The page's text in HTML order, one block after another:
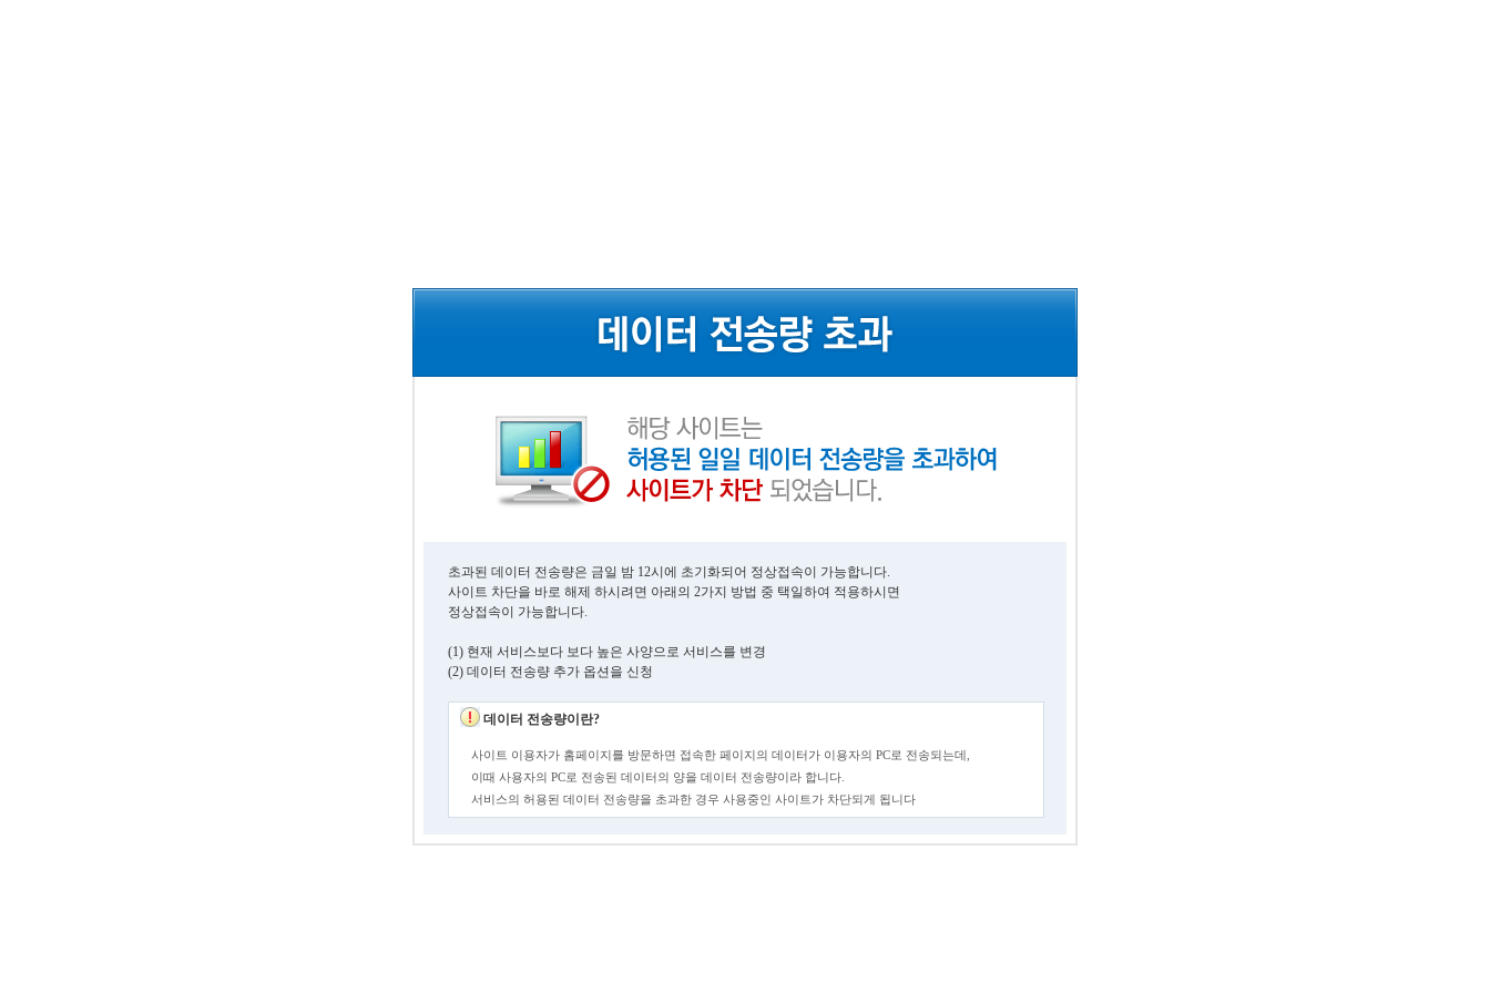
초과된 데이터 전송량은 금일 밤 12시에 초기화되어 정상접속이 가능합니다.
사이트 차단을 바로 해제 하시려면 아래의 2가지 방법 중 택일하여 적용하시면
정상접속이 가능합니다.
(1) 현재 서비스보다 보다 높은 사양으로 서비스를 변경
(2) 데이터 전송량 추가 옵션을 신청
데이터 전송량이란?
사이트 이용자가 홈페이지를 방문하면 접속한 페이지의 데이터가 이용자의 PC로 전송되는데,
이때 사용자의 PC로 전송된 데이터의 양을 데이터 전송량이라 합니다.
서비스의 허용된 데이터 전송량을 초과한 경우 사용중인 사이트가 차단되게 됩니다